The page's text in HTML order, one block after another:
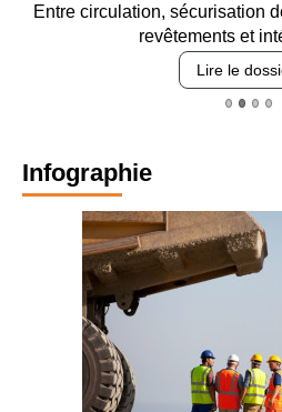
Entre circulation, sécurisation
revêtements et
Lire le
Infographie